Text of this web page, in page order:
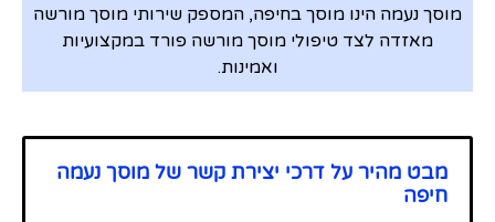
מוסך נעמה הינו מוסך בחיפה, המספק שירותי מוסך מורשה
מאזדה לצד טיפולי מוסך מורשה פורד במקצועיות
ואמינות.
מבט מהיר על דרכי יצירת קשר של מוסך נעמה
חיפה